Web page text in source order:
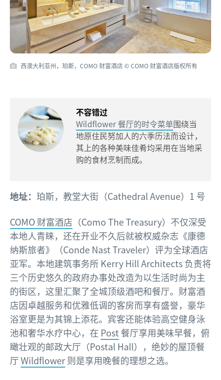
西澳大利亚州，珀斯，COMO 财富酒店 © COMO 财富酒店版权所有
不容错过
Wildflower 餐厅的时令菜单围绕当
地原住民努加人的六季历法而设计，
其上的各种美味佳肴均采用在当地采
购的食材烹制而成。
地址： 珀斯，教堂大街（Cathedral Avenue）1 号
COMO 财富酒店 （Como The Treasury）不仅深受
本地人青睐，还在开业不久后就被权威杂志《康德
纳斯旅者》（Conde Nast Traveler）评为全球酒店
亚军。本地建筑事务所 Kerry Hill Architects 负责将
三个历史悠久的政府办事处改造为以生活时尚为主
的街区，这里汇聚了全城顶级酒吧和餐厅。财富酒
店因卓越服务和优雅低调的客房而享有盛誉，豪华
浴室更是为其锦上添花。宾客还能体验高空健身泳
池和奢华水疗中心，在 Post餐厅享用美味早餐，俯
瞰壮观的邮政大厅（Postal Hall），绝妙的屋顶餐
厅Wildflower 则是享用晚餐的理想之选。